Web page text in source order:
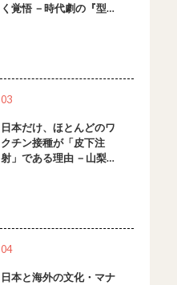
く覚悟 －時代劇の『型』
03
日本だけ、ほとんどのワ
クチン接種が「皮下注
射」である理由 －山梨県
04
日本と海外の文化・マナ